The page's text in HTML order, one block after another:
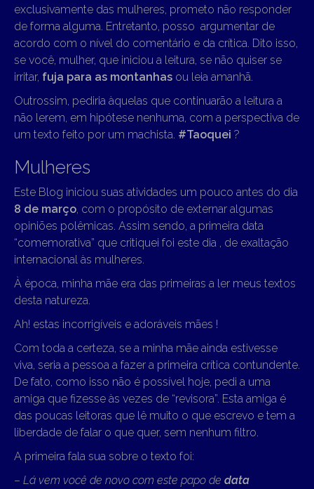
exclusivamente das mulheres, prometo não responder
de forma alguma. Entretanto, posso argumentar de
acordo com o nível do comentário e da crítica. Dito isso,
se você, mulher, que iniciou a leitura, se não quiser se
irritar, fuja para as montanhas ou leia amanhã.
Outrossim, pediria àquelas que continuarão a leitura a
não lerem, em hipótese nenhuma, com a perspectiva de
um texto feito por um machista. #Taoquei ?
Mulheres
Este Blog iniciou suas atividades um pouco antes do dia
8 de março , com o propósito de externar algumas
opiniões polêmicas. Assim sendo, a primeira data
“comemorativa” que critiquei foi este dia , de exaltação
internacional às mulheres.
À época, minha mãe era das primeiras a ler meus textos
desta natureza.
Ah! estas incorrigíveis e adoráveis mães !
Com toda a certeza, se a minha mãe ainda estivesse
viva, seria a pessoa a fazer a primeira crítica contundente.
De fato, como isso não é possível hoje, pedi a uma
amiga que fizesse às vezes de “revisora”. Esta amiga é
das poucas leitoras que lê muito o que escrevo e tem a
liberdade de falar o que quer, sem nenhum filtro.
A primeira fala sua sobre o texto foi:
– Lá vem você de novo com este papo de data